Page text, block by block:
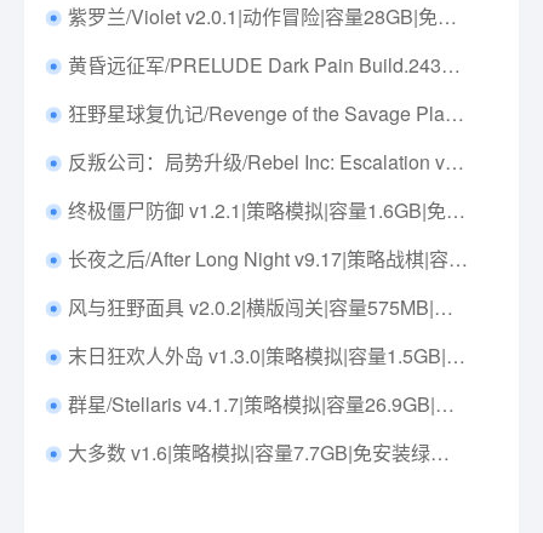
紫罗兰/Violet v2.0.1|动作冒险|容量28GB|免安装绿色中文版|支持键盘.鼠标.手柄
黄昏远征军/PRELUDE Dark Pain Build.24378922|策略战棋|容量5.7GB|免安装绿色中文版|支持键盘.鼠标.手柄
狂野星球复仇记/Revenge of the Savage Planet v20251027|动作冒险|容量14.6G|免安装绿色中文版|支持键盘.鼠标.手柄
反叛公司：局势升级/Rebel Inc: Escalation v1.5.1.0|模拟经营|容量1.8GB|免安装绿色中文版|支持键盘.鼠标
终极僵尸防御 v1.2.1|策略模拟|容量1.6GB|免安装绿色中文版|支持键盘.鼠标
长夜之后/After Long Night v9.17|策略战棋|容量1.5G|免安装绿色中文版|支持键盘.鼠标
风与狂野面具 v2.0.2|横版闯关|容量575MB|中文免安装|解压即玩|支持键盘.鼠标.手柄
末日狂欢人外岛 v1.3.0|策略模拟|容量1.5GB|免安装绿色中文版|支持键盘.鼠标.手柄
群星/Stellaris v4.1.7|策略模拟|容量26.9GB|免安装绿色中文版|支持键盘.鼠标
大多数 v1.6|策略模拟|容量7.7GB|免安装绿色中文版|支持键盘.鼠标.手柄